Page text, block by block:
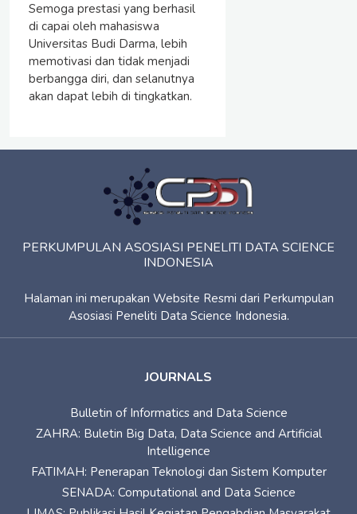
Semoga prestasi yang berhasil
di capai oleh mahasiswa
Universitas Budi Darma, lebih
memotivasi dan tidak menjadi
berbangga diri, dan selanutnya
akan dapat lebih di tingkatkan.
PERKUMPULAN ASOSIASI PENELITI DATA SCIENCE
INDONESIA
Halaman ini merupakan Website Resmi dari Perkumpulan
Asosiasi Peneliti Data Science Indonesia.
JOURNALS
Bulletin of Informatics and Data Science
ZAHRA: Buletin Big Data, Data Science and Artificial
Intelligence
FATIMAH: Penerapan Teknologi dan Sistem Komputer
SENADA: Computational and Data Science